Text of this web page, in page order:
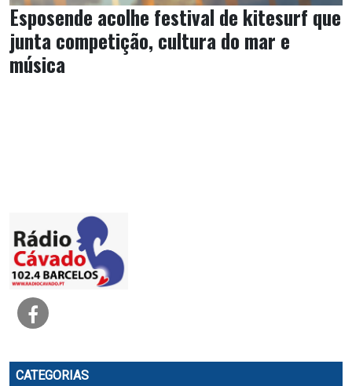
Esposende acolhe festival de kitesurf que
junta competição, cultura do mar e
música
CATEGORIAS